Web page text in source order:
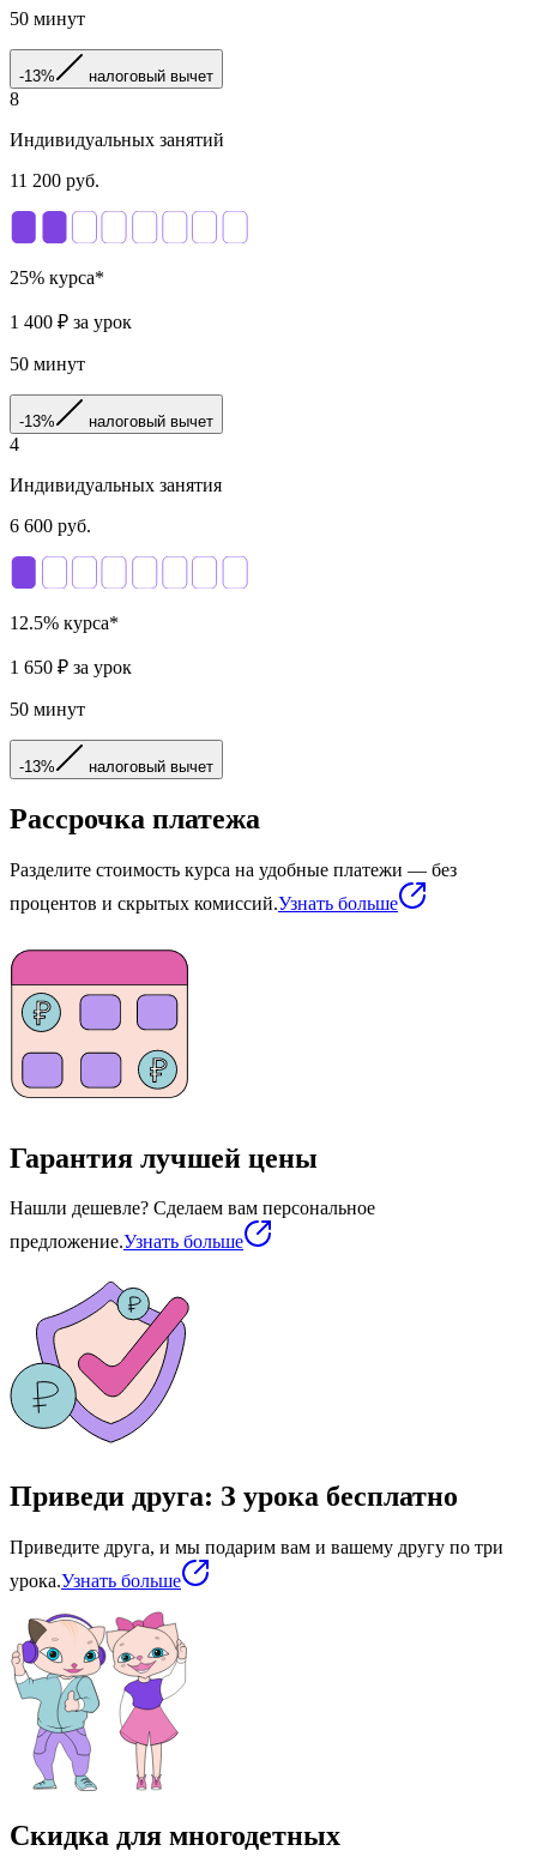
50 минут
-13% налоговый вычет
8
Индивидуальных занятий
11 200 руб.
25% курса*
1 400 ₽ за урок
50 минут
-13% налоговый вычет
4
Индивидуальных занятия
6 600 руб.
12.5% курса*
1 650 ₽ за урок
50 минут
-13% налоговый вычет
Рассрочка платежа
Разделите стоимость курса на удобные платежи — без
процентов и скрытых комиссий.Узнать больше
Гарантия лучшей цены
Нашли дешевле? Сделаем вам персональное
предложение.Узнать больше
Приведи друга: З урока бесплатно
Приведите друга, и мы подарим вам и вашему другу по три
урока.Узнать больше
Скидка для многодетных